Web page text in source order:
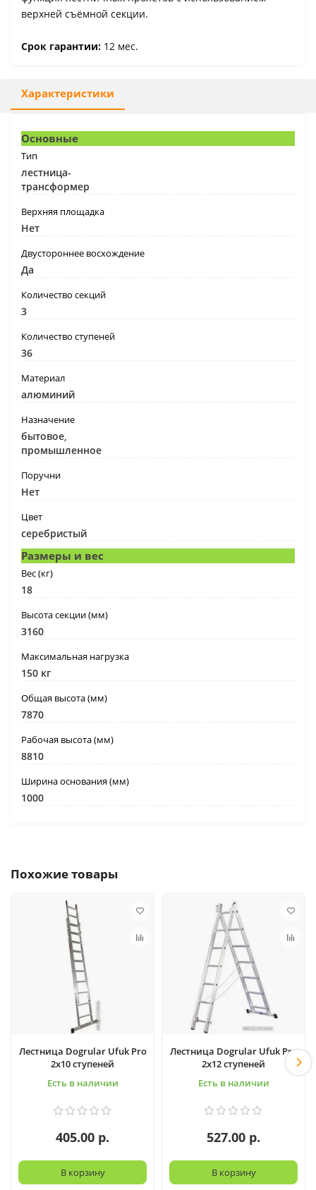
верхней съёмной секции.
Срок гарантии: 12 мес.
Характеристики
Основные
Тип
лестница-
трансформер
Верхняя площадка
Нет
Двустороннее восхождение
Да
Количество секций
3
Количество ступеней
36
Материал
алюминий
Назначение
бытовое,
промышленное
Поручни
Нет
Цвет
серебристый
Размеры и вес
Вес (кг)
18
Высота секции (мм)
3160
Максимальная нагрузка
150 кг
Общая высота (мм)
7870
Рабочая высота (мм)
8810
Ширина основания (мм)
1000
Похожие товары
Лестница Dogrular Ufuk Pro
2x10 ступеней
Есть в наличии
405.00 р.
В корзину
Лестница Dogrular Ufuk Pro
2x12 ступеней
Есть в наличии
527.00 р.
В корзину